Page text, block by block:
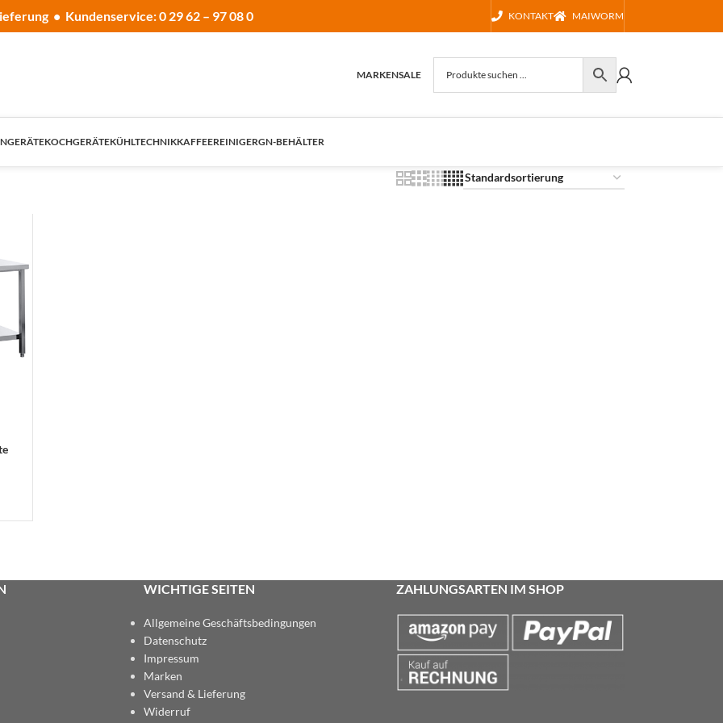
• Kundenservice: 0 29 62 – 97 08 0 KONTAKT MAIWORM
MARKENSALE
KOCHGERÄTEKÜHLTECHNIKKAFFEEREINIGERGN-BEHÄLTER
WICHTIGE SEITEN
Allgemeine Geschäftsbedingungen
Datenschutz
Impressum
Marken
Versand & Lieferung
Widerruf
ZAHLUNGSARTEN IM SHOP